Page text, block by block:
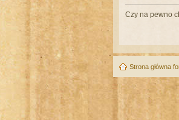
Czy na pewno
Strona główna